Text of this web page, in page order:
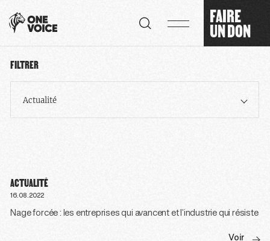
FAIRE
UN DON
FILTRER
Actualité
ACTUALITÉ
16.08.2022
Nage forcée : les entreprises qui avancent et l’industrie qui résiste
Voir